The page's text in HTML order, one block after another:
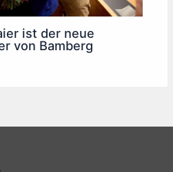
ist der neue
von Bamberg